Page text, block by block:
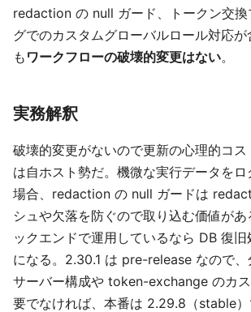
redaction の null ガード、トークン交換
グでのカスタムグローバルロール対応
も ワークフローの破壊的変更はない。
実務解釈
破壊的変更がないので更新の心理的コ
は自ホスト勢だ。機微な実行データを
場合、redaction の null ガードは
シュや欠落を防ぐので取り込む価値が
ックエンドで運用しているなら DB 復
になる。2.30.1 は pre-release なので
サーバー構成や token-exchange のカ
要でなければ、本番は 2.29.8（stable）